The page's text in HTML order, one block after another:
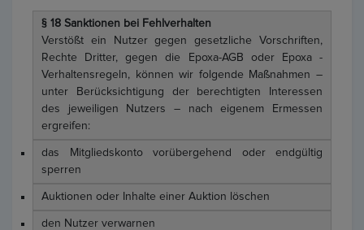
§ 18 Sanktionen bei Fehlverhalten
Verstößt ein Nutzer gegen gesetzliche Vorschriften,
Rechte Dritter, gegen die Epoxa-AGB oder Epoxa -
Verhaltensregeln, können wir folgende Maßnahmen –
unter Berücksichtigung der berechtigten Interessen
des jeweiligen Nutzers – nach eigenem Ermessen
ergreifen:
das Mitgliedskonto vorübergehend oder endgültig
sperren
Auktionen oder Inhalte einer Auktion löschen
den Nutzer verwarnen